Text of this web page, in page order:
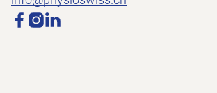
Médias sociaux